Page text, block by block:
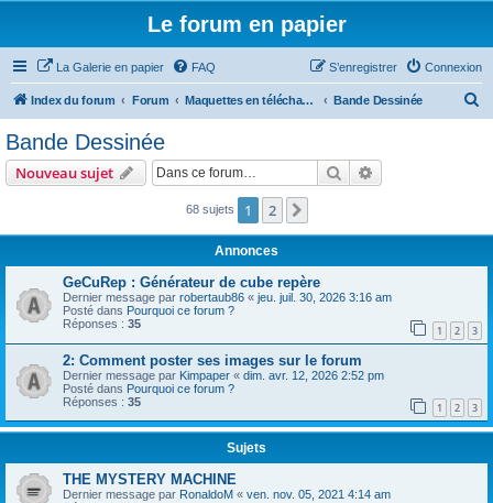
Le forum en papier
La Galerie en papier FAQ Connexion
S’enregistrer
Index du forum Forum Maquettes en téléchargement Bande Dessinée
r
Bande Dessinée
Nouveau sujet Rechercher
68 sujets 1 2
Annonces
GeCuRep : Générateur de cube repère
Dernier message par robertaub86 « jeu. juil. 30, 2026 3:16 am
Posté dans Pourquoi ce forum ?
Réponses : 35 1 2 3
2: Comment poster ses images sur le forum
Dernier message par Kimpaper « dim. avr. 12, 2026 2:52 pm
Posté dans Pourquoi ce forum ?
Réponses : 35 1 2 3
Sujets
THE MYSTERY MACHINE
Dernier message par RonaldoM « ven. nov. 05, 2021 4:14 am